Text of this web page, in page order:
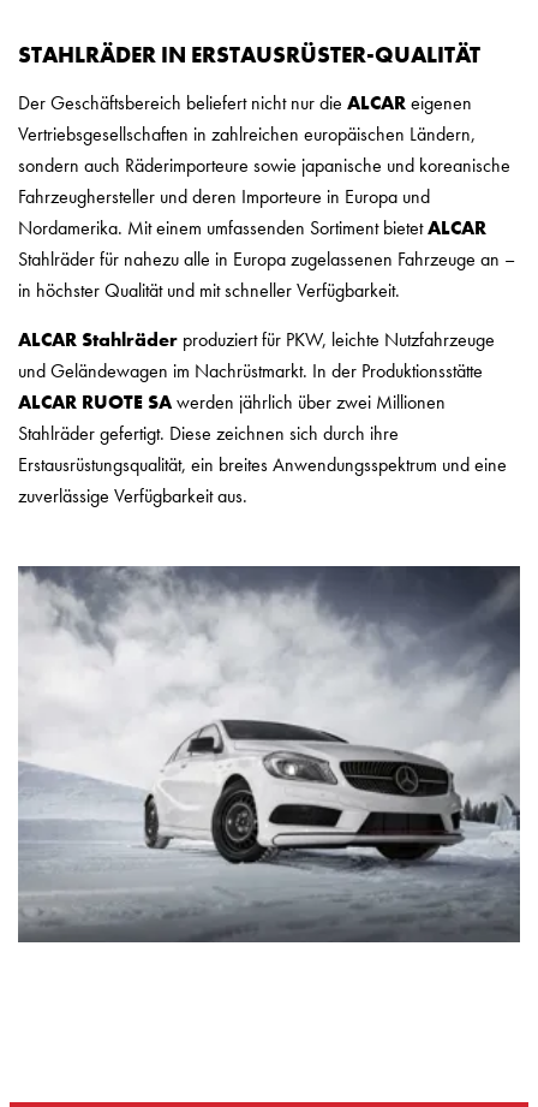
STAHLRÄDER IN ERSTAUSRÜSTER-QUALITÄT
Der Geschäftsbereich beliefert nicht nur die ALCAReigenen
Vertriebsgesellschaften in zahlreichen europäischen Ländern,
sondern auch Räderimporteure sowie japanische und koreanische
Fahrzeughersteller und deren Importeure in Europa und
Nordamerika. Mit einem umfassenden Sortiment bietetALCAR
Stahlräder für nahezu alle in Europa zugelassenen Fahrzeuge an –
in höchster Qualität und mit schneller Verfügbarkeit.
ALCAR Stahlräder produziert für PKW, leichte Nutzfahrzeuge
und Geländewagen im Nachrüstmarkt. In der Produktionsstätte
ALCAR RUOTE SAwerden jährlich über zwei Millionen
Stahlräder gefertigt. Diese zeichnen sich durch ihre
Erstausrüstungsqualität, ein breites Anwendungsspektrum und eine
zuverlässige Verfügbarkeit aus.